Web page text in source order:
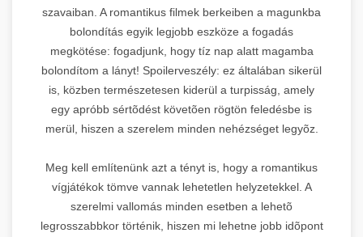
szavaiban. A romantikus filmek berkeiben a magunkba
bolondítás egyik legjobb eszköze a fogadás
megkötése: fogadjunk, hogy tíz nap alatt magamba
bolondítom a lányt! Spoilerveszély: ez általában sikerül
is, közben természetesen kiderül a turpisság, amely
egy apróbb sértõdést követõen rögtön feledésbe is
merül, hiszen a szerelem minden nehézséget legyõz.
Meg kell említenünk azt a tényt is, hogy a romantikus
vígjátékok tömve vannak lehetetlen helyzetekkel. A
szerelmi vallomás minden esetben a lehetõ
legrosszabbkor történik, hiszen mi lehetne jobb idõpont